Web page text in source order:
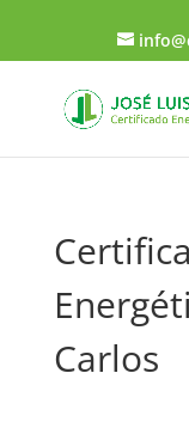
Carlos